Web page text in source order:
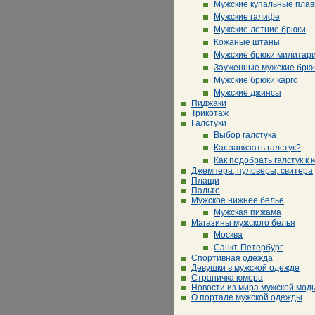
Мужские купальные
Мужские галифе
Мужские летние брюки
Кожаные штаны
Мужские брюки милитари
Зауженные мужские
Мужские брюки карго
Мужские джинсы
Пиджаки
Трикотаж
Галстуки
Выбор галстука
Как завязать галстук?
Как подобрать галстук к
Джемпера, пуловеры, свитера
Плащи
Пальто
Мужское нижнее белье
Мужская пижама
Магазины мужского белья
Москва
Санкт-Петербург
Спортивная одежда
Девушки в мужской одежде
Страничка юмора
Новости из мира мужской
О портале мужской одежды